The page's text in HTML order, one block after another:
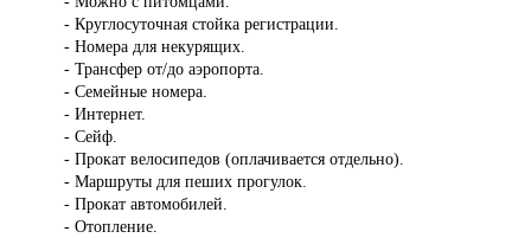
- Круглосуточная стойка регистрации.
- Номера для некурящих.
- Трансфер от/до аэропорта.
- Семейные номера.
- Интернет.
- Сейф.
- Прокат велосипедов (оплачивается отдельно).
- Маршруты для пеших прогулок.
- Прокат автомобилей.
- Отопление.